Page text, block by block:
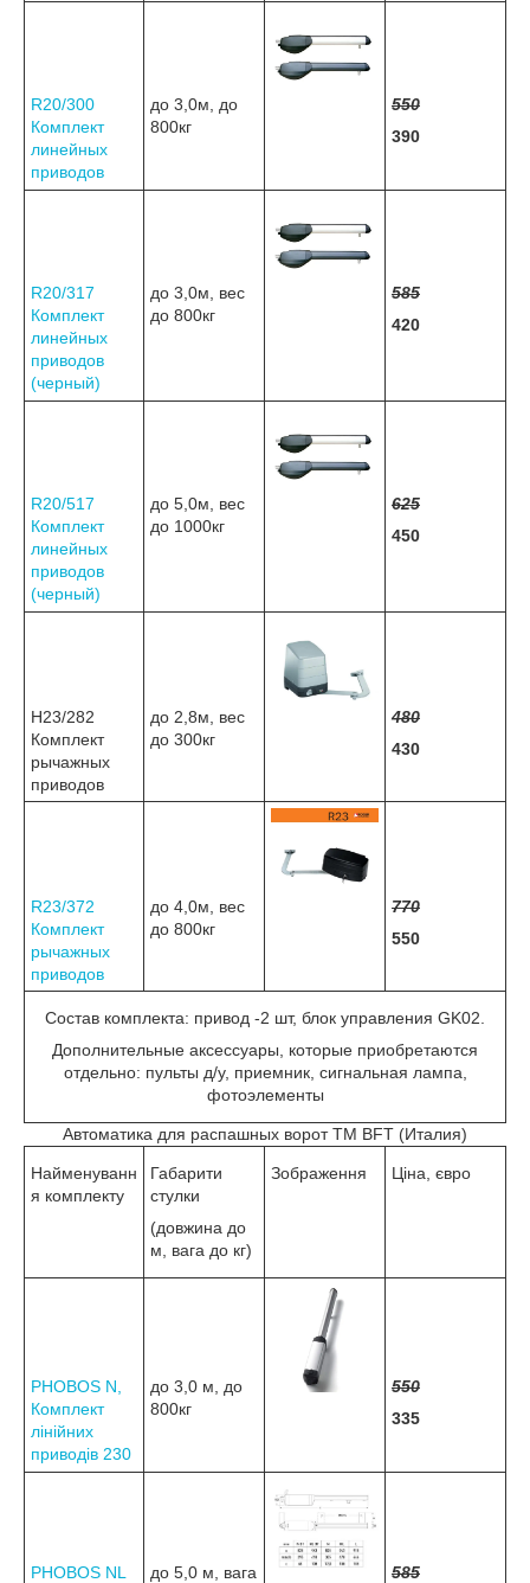
R20/300
Комплект
линейных
приводов
до 3,0м, до
800кг
550
390
R20/317
Комплект
линейных
приводов
(черный)
до 3,0м, вес
до 800кг
585
420
R20/517
Комплект
линейных
приводов
(черный)
до 5,0м, вес
до 1000кг
625
450
H23/282
Комплект
рычажных
приводов
до 2,8м, вес
до 300кг
480
430
R23/372
Комплект
рычажных
приводов
до 4,0м, вес
до 800кг
770
550
Cостав комплекта: привод -2 шт, блок управления GK02.
Дополнительные аксессуары, которые приобретаются
отдельно: пульты д/у, приемник, сигнальная лампа,
фотоэлементы
Автоматика для распашных ворот TM BFT (Италия)
Найменуванн
я комплекту
Габарити
стулки
(довжина до
м, вага до кг)
Зображення Ціна, євро
PHOBOS N,
Комплект
лінійних
приводів 230
до 3,0 м, до
800кг
550
335
PHOBOS NL
до 5,0 м, вага
585